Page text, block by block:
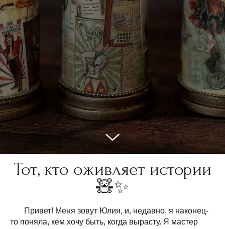
Тот, кто оживляет истории
🧸✨
Привет! Меня зовут Юлия, и, недавно, я наконец-
то поняла, кем хочу быть, когда вырасту. Я мастер